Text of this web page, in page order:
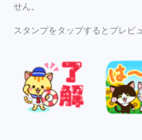
せん。
スタンプをタップするとプレビ